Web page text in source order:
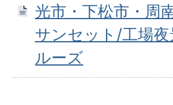
光市・下松市・周
サンセット/工場夜
ルーズ